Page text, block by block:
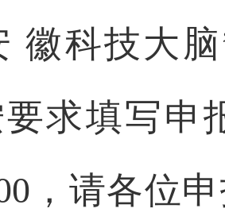
徽科技大脑
求填写申
， 请各位